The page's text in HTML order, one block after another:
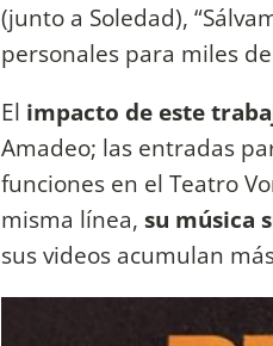
(junto a Soledad),
personales para miles
El impacto de este
Amadeo; las entradas
funciones en el Teatro
misma línea, su música
sus videos acumulan